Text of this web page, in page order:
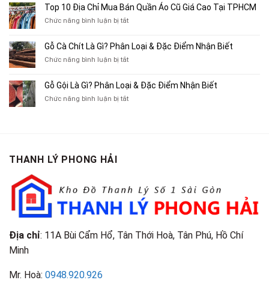
Bán
Xe
Cũ,
Xe
Cũ
TP.HCM
10
Thu
Sách
Tạp
Chí
Top 10 Địa Chỉ Mua Bán Quần Áo Cũ Giá Cao Tại TPHCM
Chức năng bình luận bị tắtở
Địa
Chỉ
Bán
Áo
Gỗ Cà Chít Là Gì? Phân Loại & Đặc Điểm Nhận Biết
Chức năng bình luận bị tắtở
Chít
Là
Gỗ Gội Là Gì? Phân Loại & Đặc Điểm Nhận Biết
Chức năng bình luận bị tắtở
Điểm
Nhận
Biết
THANH LÝ PHONG HẢI
Địa chỉ: 11A Bùi Cẩm Hổ, Tân Thới Hoà, Tân Phú, Hồ Chí
Minh
Mr. Hoà: 0948.920.926